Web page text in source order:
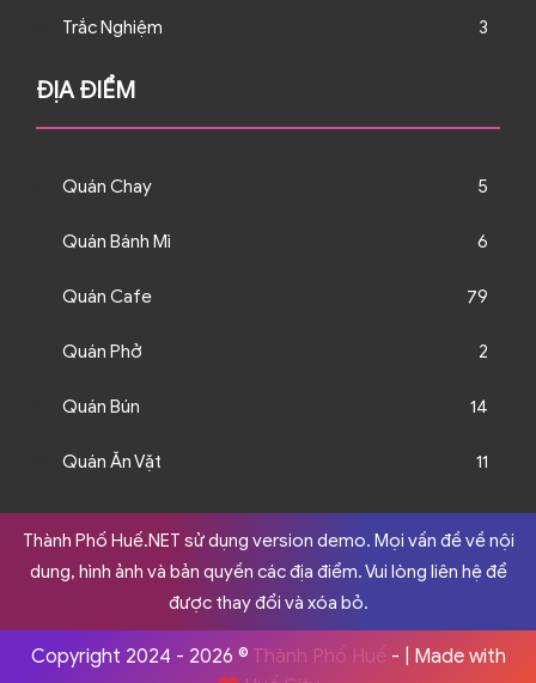
Trắc Nghiệm 3
ĐỊA ĐIỂM
Quán Chay 5
Quán Bánh Mì 6
Quán Cafe 79
Quán Phở 2
Quán Bún 14
Quán Ăn Vặt 11
Thành Phố Huế.NET sử dụng version demo. Mọi vấn đề về nội
dung, hình ảnh và bản quyền các địa điểm. Vui lòng liên hệ để
được thay đổi và xóa bỏ.
Copyright 2024 - 2026 © Thành Phố Huế- | Made with